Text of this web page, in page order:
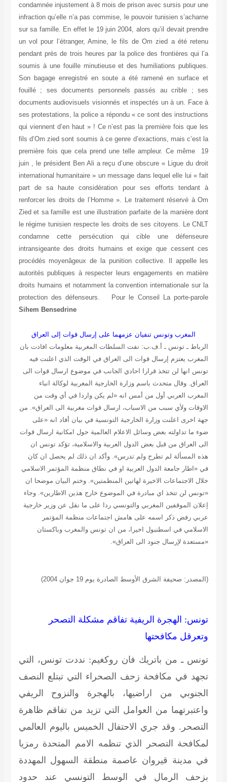
condamnée injustement à 8 mois de prison avec sursis pour une
infraction qu’elle n’a pas commise, le pouvoir tunisien s’acharne
sur sa famille. En effet le 19 juin 2004, alors qu’il devait prendre
un vol pour l’étranger, Amine, le fils de Om zied a été retenu
pendant près de trois heures par la police des frontières qui l’a
soumis à une fouille minutieuse et des humiliations publiques.
Son bagage enregistré en soute a été ramené en surface et
fouillé ; ses documents personnels passés au crible ; ses
documents audiovisuels visionnés et inspectés un à un. Face à
ses protestations, la police a répondu « ce sont des instructions
qui viennent d’en haut » ! Ce n’est pas la première fois que les
fils d’Om zied sont soumis à ce genre d’exactions, mais c’est la
première fois que cela prend une telle ampleur. Ce même 19
juin , le président Ben Ali a reçu d’une obscure « Ligue du droit
international humanitaire » un message dans lequel elle lui « fait
part de sa haute considération pour ses efforts tendant à
renforcer les droits de l’Homme ». Le traitement réservé à Om
Zied et sa famille est une illustration parfaite de la manière dont
le régime tunisien respecte les droits de ses citoyens. Le CNLT
condamne cette persécution qui cible une défenseure
intransigeante des droits humains et exige que cessent ces
procédés moyenâgeux de la punition collective. Il appelle les
autorités publiques à respecter leurs engagements en matière
droits humains et notamment la convention internationale sur la
protection des défenseurs. Pour le Conseil La porte-parole
Sihem Bensedrine
المغرب وتونس تنفيان عزمهما على إرسال قوات إلى العراق
الرباط ـ تونس ـ أ.ف.ب: نفت السلطات المغربية معلومات افادت بان
المغرب يعتزم إرسال قوات الى العراق في الوقت الذي اعلنت فيه
تونس انها لن تتخذ قرارا احادي الجانب في موضوع ارسال قوات الى
العراق. وقال متحدث باسم وزارة الخارجية المغربية لوكالة انباء
المغرب العربي أول من أمس انه «لم يكن واردا في أي وقت من
الاوقات ولأي سبب من الاسباب، ارسال قوات مغربية الى العراق». من
جهة اخرى اعلنت وزارة الخارجية التونسية في بيان أفاد انه «على
ضوء ما تداولته بعض وسائل الاعلام العالمية حول امكانية ارسال قوات
الى العراق من قبل بعض الدول العربية والاسلامية، تؤكد تونس ان
هذه المسألة لم تطرح ولم تدرس». وأكد ان ذلك لم يحصل ان كان
في «اطار جامعة الدول العربية او في نطاق منظمة المؤتمر الاسلامي
خلال الاجتماعات الاخيرة لهاتين المنظمتين». وختم البيان موضحا ان
«تونس لن تتخذ اي مبادرة في الموضوع خارج هذين الاطارين». وجاء
إعلان الموقفين المغربي والتونسي ردا على ما نقل عن وزير خارجية
عربي رفض ذكر اسمه على هامش اجتماعات منظمة المؤتمر
الاسلامي في اسطنبول اخيرا، من ان تونس والمغرب وباكستان
«مستعدة لإرسال جنود الى العراق».
(المصدر: صحيفة الشرق الأوسط الصادرة يوم 19 جوان 2004)
تونس: الهجرة الريفية تفاقم مشكلة التصحر
وتعرقل مكافحتها
تونس ـ من باتريك فان روكغيم: نددت تونس، التي
تجهد في مكافحة زحف الصحراء التي تبتلع النصف
الجنوبي من اراضيها، بالهجرة والنزوح الريفي
واعتبرتهما من العوامل التي تزيد من تفاقم ظاهرة
التصحر. وقد جري الاحتفال الخميس باليوم العالمي
لمكافحة التصحر الذي تنظمه الامم المتحدة رمزيا
في مدينة قيروان عاصمة منطقة السهول المهددة
بزحف الرمال في الوسط التونسي عند حدود